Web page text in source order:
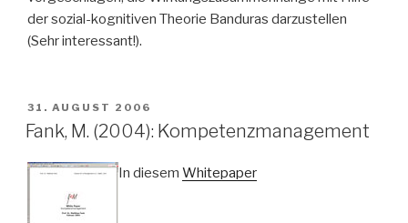
der sozial-kognitiven Theorie Banduras darzustellen
(Sehr interessant!).
VERÖFFENTLICHT
AM
31. AUGUST 2006
Fank, M. (2004): Kompetenzmanagement
In diesem Whitepaper